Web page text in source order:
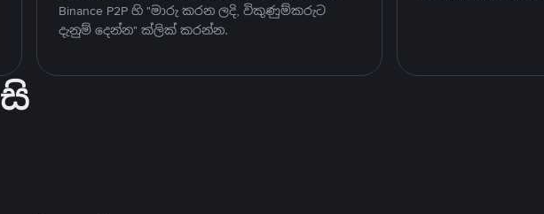
Binance P2P හි "මාරු කරන ලදි, විකුණුම්කරුට
දැනුම් දෙන්න" ක්ලික් කරන්න.